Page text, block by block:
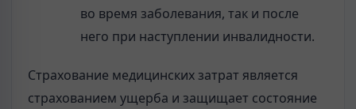
во время заболевания, так и после
него при наступлении инвалидности.
Страхование медицинских затрат является
страхованием ущерба и защищает состояние